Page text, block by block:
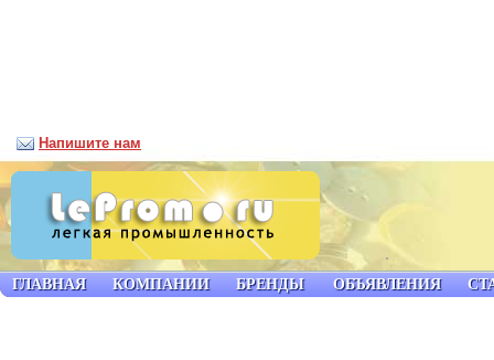
ГЛАВНАЯ КОМПАНИИ БРЕНДЫ ОБЪЯВЛЕНИЯ
Напишите нам